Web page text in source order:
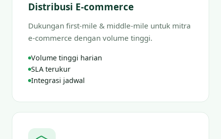
Distribusi E-commerce
Dukungan first-mile & middle-mile untuk mitra
e-commerce dengan volume tinggi.
Volume tinggi harian
SLA terukur
Integrasi jadwal